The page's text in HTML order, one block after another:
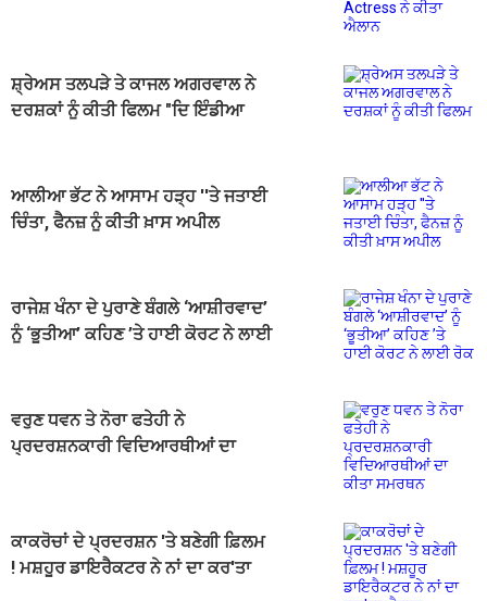
ਸ਼੍ਰੇਅਸ ਤਲਪੜੇ ਤੇ ਕਾਜਲ ਅਗਰਵਾਲ ਨੇ
ਦਰਸ਼ਕਾਂ ਨੂੰ ਕੀਤੀ ਫਿਲਮ "ਦਿ ਇੰਡੀਆ
ਆਲੀਆ ਭੱਟ ਨੇ ਆਸਾਮ ਹੜ੍ਹ ''ਤੇ ਜਤਾਈ
ਚਿੰਤਾ, ਫੈਨਜ਼ ਨੂੰ ਕੀਤੀ ਖ਼ਾਸ ਅਪੀਲ
ਰਾਜੇਸ਼ ਖੰਨਾ ਦੇ ਪੁਰਾਣੇ ਬੰਗਲੇ ‘ਆਸ਼ੀਰਵਾਦ’
ਨੂੰ ‘ਭੂਤੀਆ’ ਕਹਿਣ ’ਤੇ ਹਾਈ ਕੋਰਟ ਨੇ ਲਾਈ
ਵਰੁਣ ਧਵਨ ਤੇ ਨੋਰਾ ਫਤੇਹੀ ਨੇ
ਪ੍ਰਦਰਸ਼ਨਕਾਰੀ ਵਿਦਿਆਰਥੀਆਂ ਦਾ
ਕਾਕਰੋਚਾਂ ਦੇ ਪ੍ਰਦਰਸ਼ਨ 'ਤੇ ਬਣੇਗੀ ਫ਼ਿਲਮ
! ਮਸ਼ਹੂਰ ਡਾਇਰੈਕਟਰ ਨੇ ਨਾਂ ਦਾ ਕਰ'ਤਾ